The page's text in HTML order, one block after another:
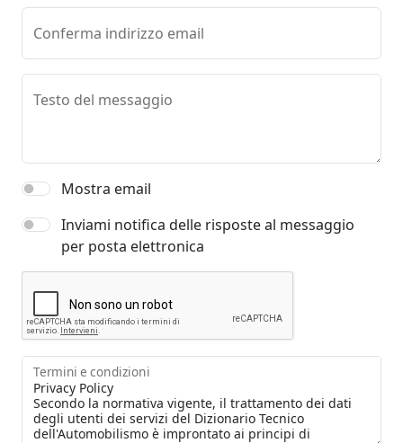
Conferma indirizzo email
Testo del messaggio
Mostra email
Inviami notifica delle risposte al messaggio
per posta elettronica
Termini e condizioni